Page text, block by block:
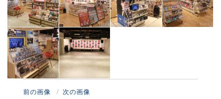
前の画像 次の画像